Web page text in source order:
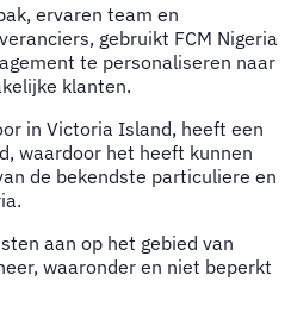
ervaren team en
gebruikt FCM Nigeria
te personaliseren naar
klanten.
in Victoria Island, heeft een
waardoor het heeft kunnen
de bekendste particuliere en
aan op het gebied van
waaronder en niet beperkt